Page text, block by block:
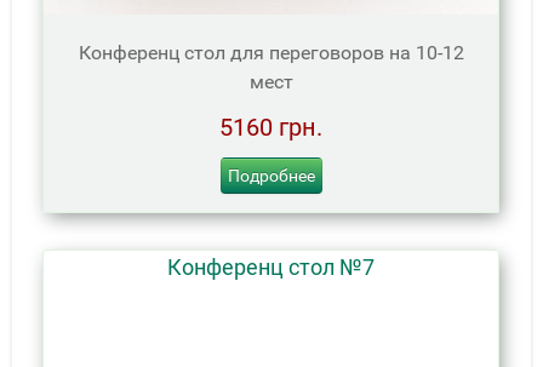
Конференц стол для переговоров на 10-12
мест
5160 грн.
Подробнее
Конференц стол №7